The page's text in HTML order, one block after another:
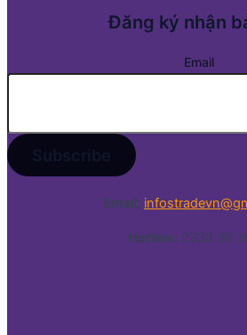
Đăng ký nhận
Email
Email:
Hotline: 0338 50